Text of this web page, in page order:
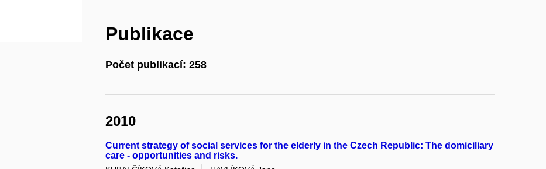
Publikace
Počet publikací: 258
2010
Current strategy of social services for the elderly in the Czech Republic: The domiciliary
care - opportunities and risks.